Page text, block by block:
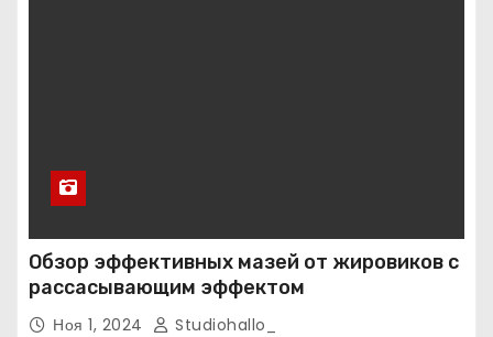
Обзор эффективных мазей от жировиков с
рассасывающим эффектом
Ноя 1, 2024 Studiohallo_